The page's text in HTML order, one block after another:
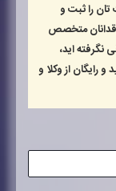
تان را ثبت و
متخصص
نگرفته اید،
و رایگان از وکلا و